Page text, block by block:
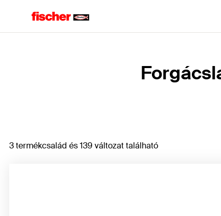
3 termékcsalád és 139 változat található